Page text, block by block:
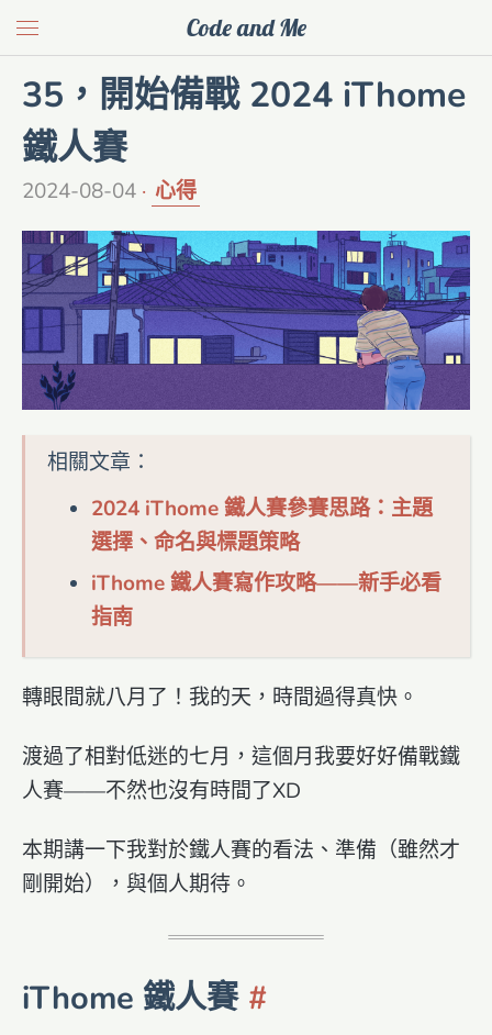
Code and Me
35，開始備戰 2024 iThome
鐵人賽
2024-08-04 心得
相關文章：
2024 iThome 鐵人賽參賽思路：主題
選擇、命名與標題策略
iThome 鐵人賽寫作攻略——新手必看
指南
轉眼間就八月了！我的天，時間過得真快。
渡過了相對低迷的七月，這個月我要好好備戰鐵
人賽——不然也沒有時間了XD
本期講一下我對於鐵人賽的看法、準備（雖然才
剛開始），與個人期待。
iThome 鐵人賽